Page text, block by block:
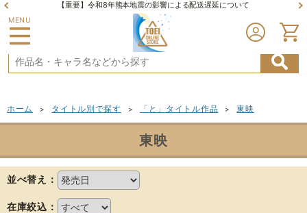
【重要】令和8年熊本地震の影響による配送遅延について
MENU
ホーム > タイトル別で探す > 「と」タイトル作品 > 東映
東映
並べ替え：
在庫絞込：